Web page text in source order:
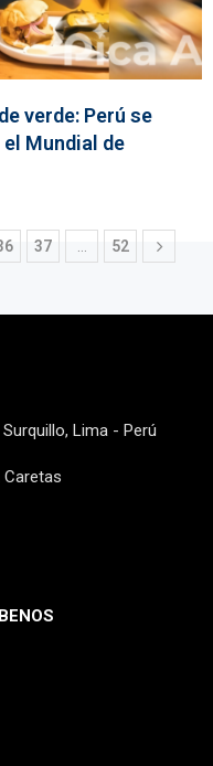
verde: Perú se
Mundial de
37 52
Lima - Perú